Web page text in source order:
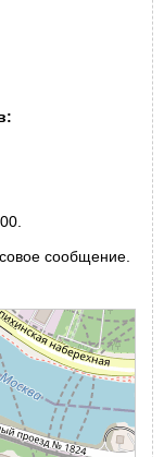
:
сообщение.